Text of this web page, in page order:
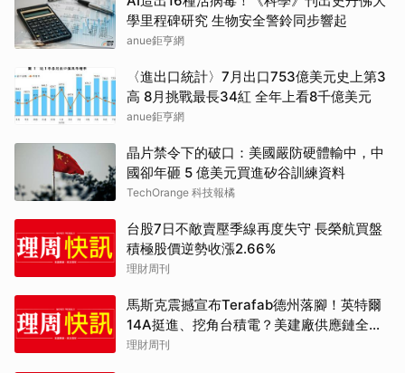
學里程碑研究 生物安全警鈴同步響起
anue鉅亨網
〈進出口統計〉7月出口753億美元史上第3
高 8月挑戰最長34紅 全年上看8千億美元
anue鉅亨網
晶片禁令下的破口：美國嚴防硬體輸中，中
國卻年砸 5 億美元買進矽谷訓練資料
TechOrange 科技報橘
台股7日不敵賣壓季線再度失守 長榮航買盤
積極股價逆勢收漲2.66%
理財周刊
馬斯克震撼宣布Terafab德州落腳！英特爾
14A挺進、挖角台積電？美建廠供應鏈全解
析
理財周刊